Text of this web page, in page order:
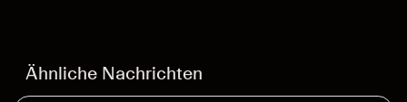
Ähnliche Nachrichten